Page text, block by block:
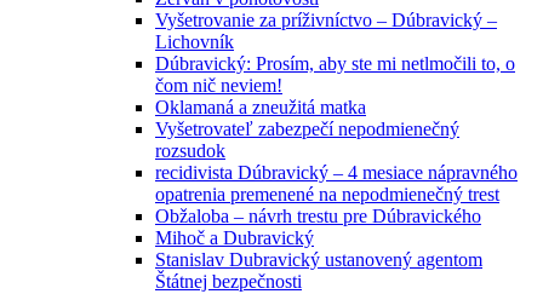
Vyšetrovanie za príživníctvo – Dúbravický –
Lichovník
Dúbravický: Prosím, aby ste mi netlmočili to, o
čom nič neviem!
Oklamaná a zneužitá matka
Vyšetrovateľ zabezpečí nepodmienečný
rozsudok
recidivista Dúbravický – 4 mesiace nápravného
opatrenia premenené na nepodmienečný trest
Obžaloba – návrh trestu pre Dúbravického
Mihoč a Dubravický
Stanislav Dubravický ustanovený agentom
Štátnej bezpečnosti